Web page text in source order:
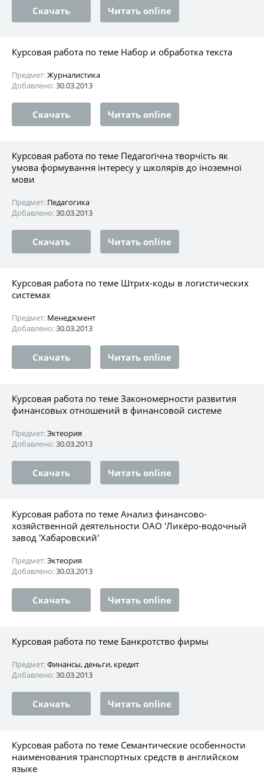
Скачать Читать online
Курсовая работа по теме Набор и обработка текста
Предмет:Журналистика
Добавлено:30.03.2013
Скачать Читать online
Курсовая работа по теме Педагогічна творчість як
умова формування інтересу у школярів до іноземної
мови
Предмет: Педагогика
Добавлено:30.03.2013
Скачать Читать online
Курсовая работа по теме Штрих-коды в логистических
системах
Предмет: Менеджмент
Добавлено:30.03.2013
Скачать Читать online
Курсовая работа по теме Закономерности развития
финансовых отношений в финансовой системе
Предмет:Эктеория
Добавлено:30.03.2013
Скачать Читать online
Курсовая работа по теме Анализ финансово-
хозяйственной деятельности ОАО 'Ликёро-водочный
завод 'Хабаровский'
Предмет:Эктеория
Добавлено:30.03.2013
Скачать Читать online
Курсовая работа по теме Банкротство фирмы
Предмет:Финансы, деньги, кредит
Добавлено:30.03.2013
Скачать Читать online
Курсовая работа по теме Семантические особенности
наименования транспортных средств в английском
языке